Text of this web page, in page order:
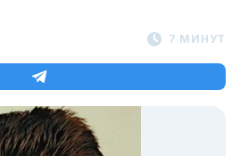
7 МИНУТ